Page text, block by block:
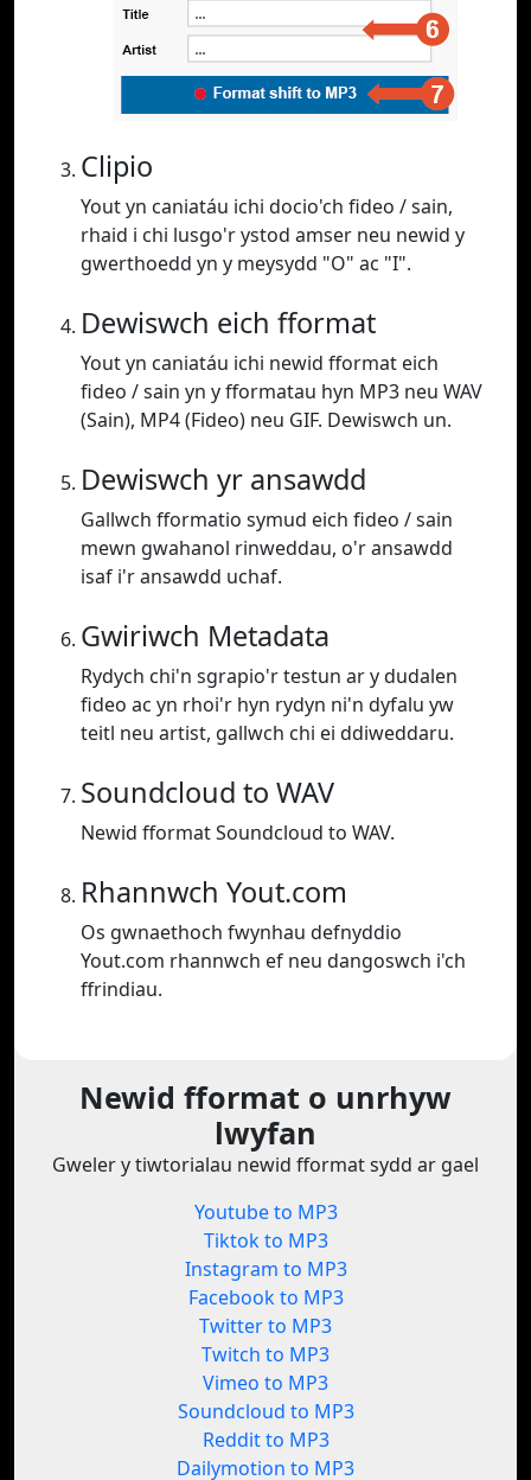
Clipio
Yout yn caniatáu ichi docio'ch fideo / sain,
rhaid i chi lusgo'r ystod amser neu newid y
gwerthoedd yn y meysydd "O" ac "I".
Dewiswch eich fformat
Yout yn caniatáu ichi newid fformat eich
fideo / sain yn y fformatau hyn MP3 neu WAV
(Sain), MP4 (Fideo) neu GIF. Dewiswch un.
Dewiswch yr ansawdd
Gallwch fformatio symud eich fideo / sain
mewn gwahanol rinweddau, o'r ansawdd
isaf i'r ansawdd uchaf.
Gwiriwch Metadata
Rydych chi'n sgrapio'r testun ar y dudalen
fideo ac yn rhoi'r hyn rydyn ni'n dyfalu yw
teitl neu artist, gallwch chi ei ddiweddaru.
Soundcloud to WAV
Newid fformat Soundcloud to WAV.
Rhannwch Yout.com
Os gwnaethoch fwynhau defnyddio
Yout.com rhannwch ef neu dangoswch i'ch
ffrindiau.
Newid fformat o unrhyw
lwyfan
Gweler y tiwtorialau newid fformat sydd ar gael
Youtube to MP3
Tiktok to MP3
Instagram to MP3
Facebook to MP3
Twitter to MP3
Twitch to MP3
Vimeo to MP3
Soundcloud to MP3
Reddit to MP3
Dailymotion to MP3